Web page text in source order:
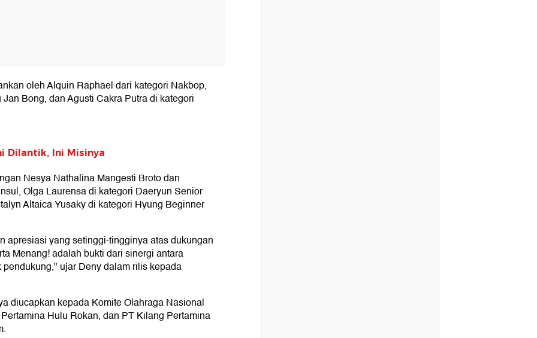
oleh Alquin Raphael dari kategori Nakbop,
Bong, dan Agusti Cakra Putra di kategori
Dilantik, Ini Misinya
Nesya Nathalina Mangesti Broto dan
Olga Laurensa di kategori Daeryun Senior
Altaica Yusaky di kategori Hyung Beginner
apresiasi yang setinggi-tingginya atas dukungan
Menang! adalah bukti dari sinergi antara
ujar Deny dalam rilis kepada
diucapkan kepada Komite Olahraga Nasional
Hulu Rokan, dan PT Kilang Pertamina